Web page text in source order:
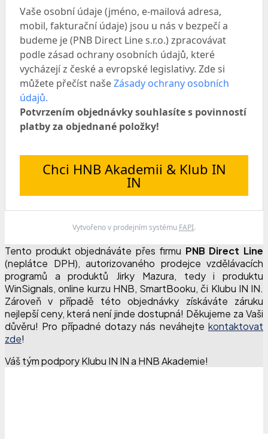
Vaše osobní údaje (jméno, e-mailová adresa,
mobil, fakturační údaje) jsou u nás v bezpečí a
budeme je (PNB Direct Line s.r.o.) zpracovávat
podle zásad ochrany osobních údajů, které
vycházejí z české a evropské legislativy. Zde si
můžete přečíst našeZásady ochrany osobních
údajů.
Potvrzením objednávky souhlasíte s povinností
platby za objednané položky!
Chci HNB Akademii & Klub IN
IN
Vytvořeno v prodejním systému FAPI.
Tento produkt objednáváte přes firmu PNB Direct Line
(neplátce DPH), autorizovaného prodejce vzdělávacích
programů a produktů Jirky Mazura, tedy i produktu
WinSignals, online kurzu HNB, SmartBooku, či Klubu IN IN.
Zároveň v případě této objednávky získáváte záruku
nejlepší ceny, která není jinde dostupná! Děkujeme za Vaši
důvěru! Pro případné dotazy nás neváhejte kontaktovat
zde!
Váš tým podpory Klubu IN IN a HNB Akademie!